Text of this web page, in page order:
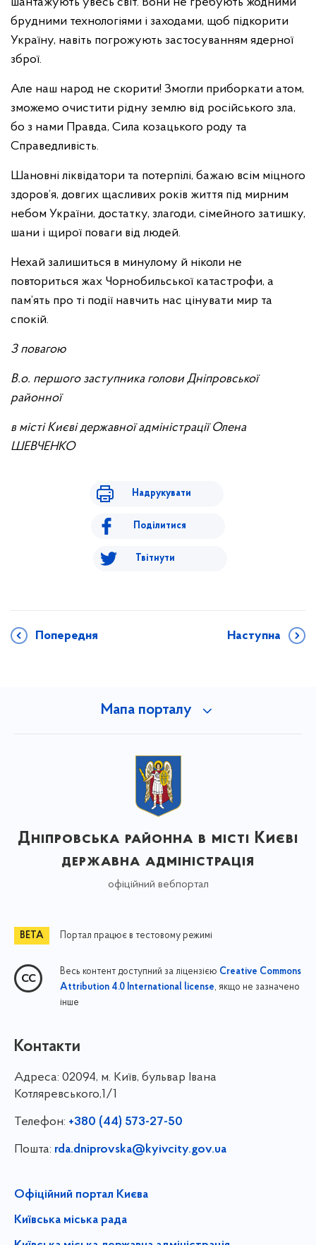
брудними технологіями і заходами, щоб підкорити
Україну, навіть погрожують застосуванням ядерної
зброї.
Але наш народ не скорити! Змогли приборкати атом,
зможемо очистити рідну землю від російського зла,
бо з нами Правда, Сила козацького роду та
Справедливість.
Шановні ліквідатори та потерпілі, бажаю всім міцного
здоров’я, довгих щасливих років життя під мирним
небом України, достатку, злагоди, сімейного затишку,
шани і щирої поваги від людей.
Нехай залишиться в минулому й ніколи не
повториться жах Чорнобильської катастрофи, а
пам’ять про ті події навчить нас цінувати мир та
спокій.
З повагою
В.о. першого заступника голови Дніпровської
районної
в місті Києві державної адміністрації Олена
ШЕВЧЕНКО
Надрукувати
Поділитися
Твітнути
Попередня Наступна
Мапа порталу
Дніпровська районна в місті Києві
державна адміністрація
офіційний вебпортал
Портал працює в тестовому режимі
Весь контент доступний за ліцензією Creative Commons
Attribution 4.0 International license, якщо не зазначено
інше
Контакти
Адреса: 02094, м. Київ, бульвар Івана
Котляревського,1/1
Телефон: +380 (44) 573-27-50
Пошта: rda.dniprovska@kyivcity.gov.ua
Офіційний портал Києва
Київська міська рада